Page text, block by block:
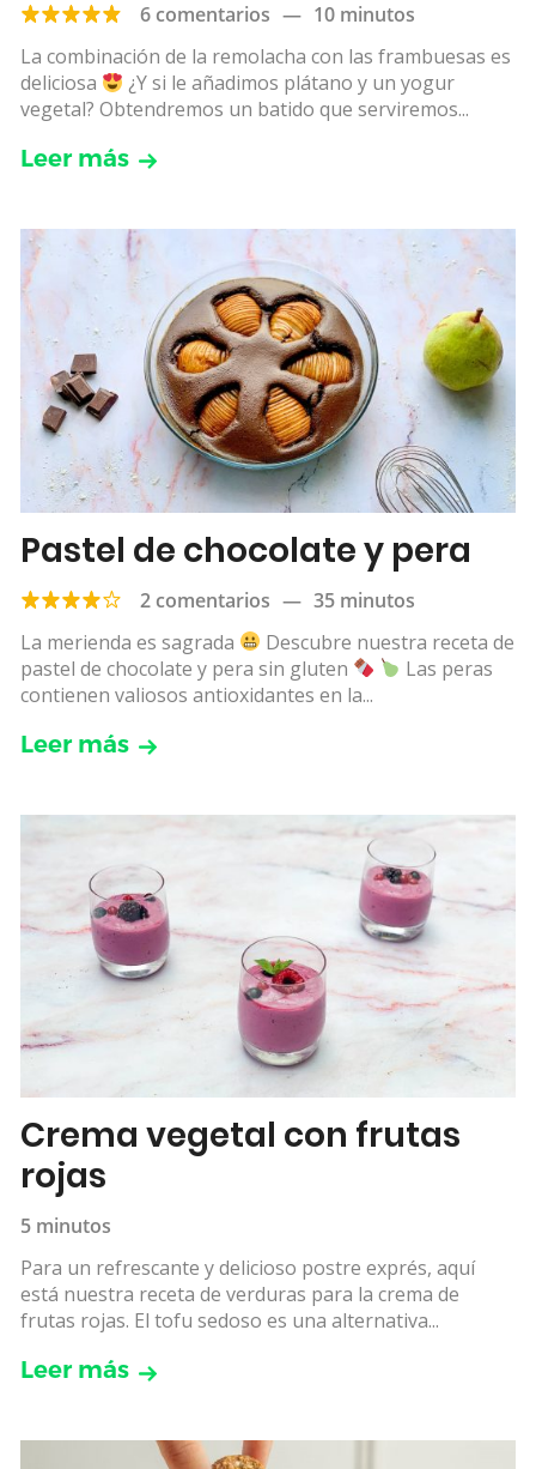
6 comentarios — 10 minutos
La combinación de la remolacha con las frambuesas es
deliciosa
¿Y si le añadimos plátano y un yogur
vegetal? Obtendremos un batido que serviremos...
Leer más
Pastel de chocolate y pera
2 comentarios — 35 minutos
La merienda es sagrada
Descubre nuestra receta de
pastel de chocolate y pera sin gluten
Las peras
contienen valiosos antioxidantes en la...
Leer más
Crema vegetal con frutas
rojas
5 minutos
Para un refrescante y delicioso postre exprés, aquí
está nuestra receta de verduras para la crema de
frutas rojas. El tofu sedoso es una alternativa...
Leer más